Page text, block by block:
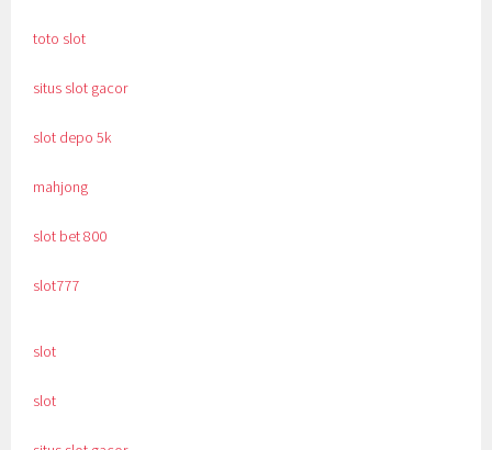
toto slot
situs slot gacor
slot depo 5k
mahjong
slot bet 800
slot777
slot
slot